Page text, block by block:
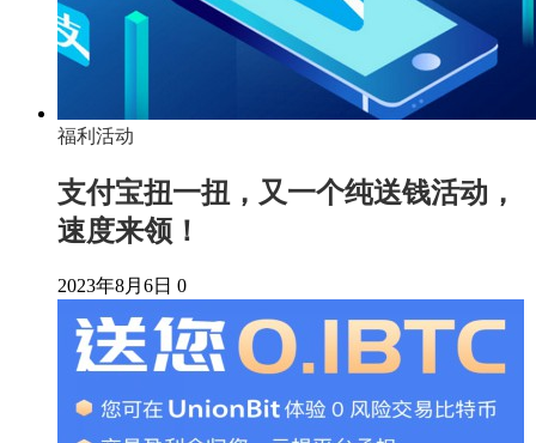
福利活动
支付宝扭一扭，又一个纯送钱活动，
速度来领！
2023年8月6日 0